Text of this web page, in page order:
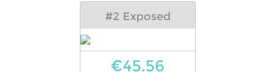
#2 Exposed
€45.56